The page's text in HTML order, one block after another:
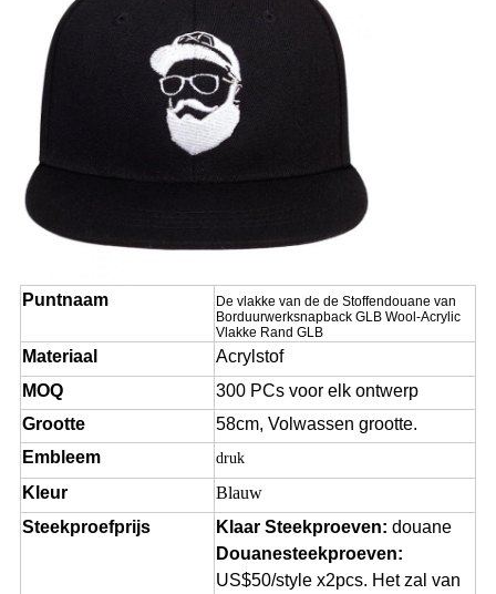
Puntnaam
De vlakke van de de Stoffendouane van
Borduurwerksnapback GLB Wool-Acrylic
Vlakke Rand GLB
Materiaal
Acrylstof
MOQ
300 PCs voor elk ontwerp
Grootte
58cm, Volwassen grootte.
Embleem
druk
Kleur
Blauw
Steekproefprijs
Klaar Steekproeven: douane
Douanesteekproeven:
US$50/style x2pcs. Het zal van